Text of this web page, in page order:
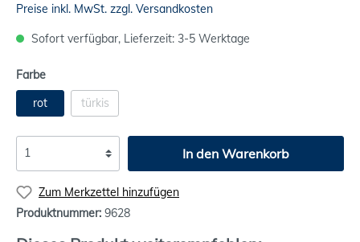
Preise inkl. MwSt. zzgl. Versandkosten
Sofort verfügbar, Lieferzeit: 3-5 Werktage
Farbe
rot
türkis
In den Warenkorb
Zum Merkzettel hinzufügen
Produktnummer: 9628